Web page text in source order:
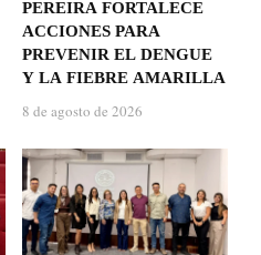
PEREIRA FORTALECE
ACCIONES PARA
PREVENIR EL DENGUE
Y LA FIEBRE AMARILLA
8 de agosto de 2026